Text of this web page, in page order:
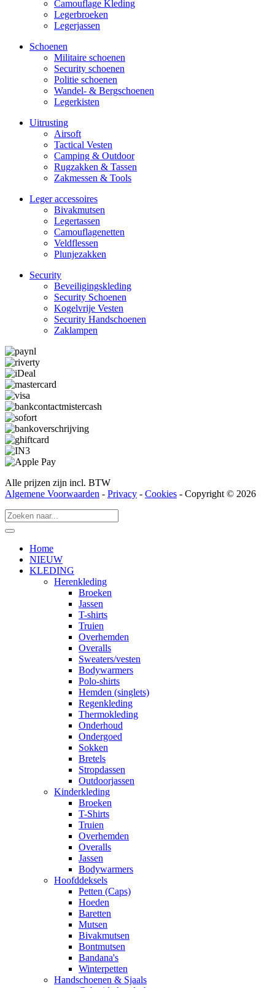
Camouflage Kleding
Legerbroeken
Legerjassen
Schoenen
Militaire schoe­nen
Security schoenen
Politie schoenen
Wandel- & Berg­­schoenen
Legerkisten
Uitrusting
Airsoft
Tactical Ves­ten
Camping & Outdoor
Rugzakken & Tassen
Zakmessen & Tools
Leger accessoires
Bivakmutsen
Legertassen
Camouflage­­netten
Veldflessen
Plunjezakken
Security
Beveiligings­­kleding
Security Schoenen
Kogelvrije Vesten
Security Hand­­schoenen
Zaklampen
Alle prijzen zijn incl. BTW
Algemene Voorwaarden - Privacy - Cookies - Copyright © 2026
Home
NIEUW
KLEDING
Herenkleding
Broeken
Jassen
T-shirts
Truien
Overhemden
Overalls
Sweaters/vesten
Bodywarmers
Polo-shirts
Hemden (singlets)
Regenkleding
Thermokleding
Onderhoud
Ondergoed
Sokken
Bretels
Stropdassen
Outdoorjassen
Kinderkleding
Broeken
T-Shirts
Truien
Overhemden
Overalls
Jassen
Bodywarmers
Hoofddeksels
Petten (Caps)
Hoeden
Baretten
Mutsen
Bivakmutsen
Bontmutsen
Bandana's
Winterpetten
Handschoenen & Sjaals